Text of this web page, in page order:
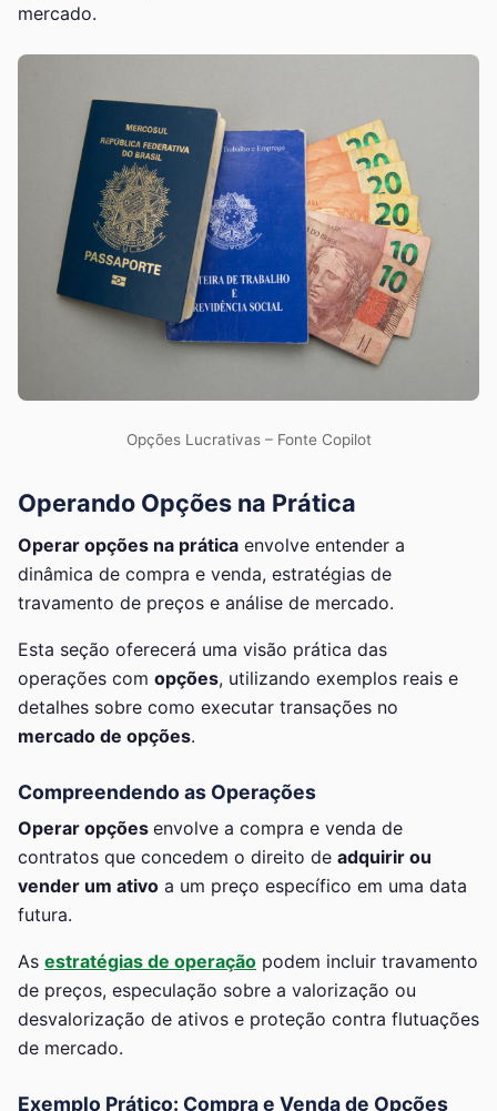
mercado.
Opções Lucrativas – Fonte Copilot
Operando Opções na Prática
Operar opções na prática envolve entender a
dinâmica de compra e venda, estratégias de
travamento de preços e análise de mercado.
Esta seção oferecerá uma visão prática das
operações com opções, utilizando exemplos reais e
detalhes sobre como executar transações no
mercado de opções.
Compreendendo as Operações
Operar opções envolve a compra e venda de
contratos que concedem o direito de adquirir ou
vender um ativo a um preço específico em uma data
futura.
As estratégias de operação podem incluir travamento
de preços, especulação sobre a valorização ou
desvalorização de ativos e proteção contra flutuações
de mercado.
Exemplo Prático: Compra e Venda de Opções